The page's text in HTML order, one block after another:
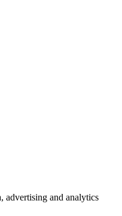
advertising and analytics